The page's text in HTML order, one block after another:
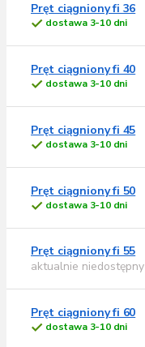
Pręt ciągniony fi 36
dostawa 3-10 dni
Pręt ciągniony fi 40
dostawa 3-10 dni
Pręt ciągniony fi 45
dostawa 3-10 dni
Pręt ciągniony fi 50
dostawa 3-10 dni
Pręt ciągniony fi 55
aktualnie niedostępny
Pręt ciągniony fi 60
dostawa 3-10 dni